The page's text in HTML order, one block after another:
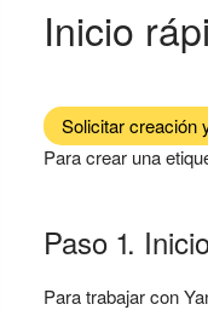
Inicio
Solicitar creación
Para crear una
Paso 1.
Para trabajar con